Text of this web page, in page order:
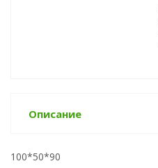
Описание
100*50*90